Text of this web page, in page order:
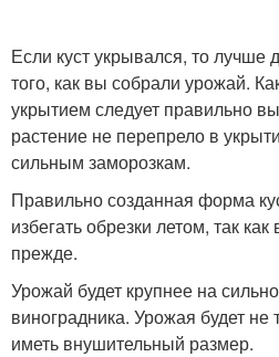
Если куст укрывался, то лучше
того, как вы собрали урожай.
укрытием следует правильно
растение не перепрело в
сильным заморозкам.
Правильно созданная форма
избегать обрезки летом, так
прежде.
Урожай будет крупнее на
виноградника. Урожая будет не
иметь внушительный размер.